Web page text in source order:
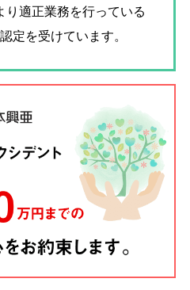
り適正業務を行っている
定を受けています。